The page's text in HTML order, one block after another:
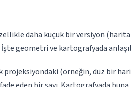
daha küçük bir versiyon
geometri ve kartografyada
projeksiyondaki (örneğin, düz bir